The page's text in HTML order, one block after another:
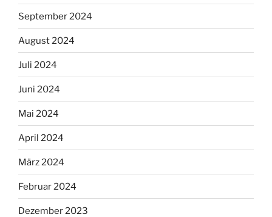
September 2024
August 2024
Juli 2024
Juni 2024
Mai 2024
April 2024
März 2024
Februar 2024
Dezember 2023